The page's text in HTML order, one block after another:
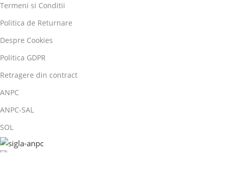
Termeni si Conditii
Politica de Returnare
Despre Cookies
Politica GDPR
Retragere din contract
ANPC
ANPC-SAL
SOL